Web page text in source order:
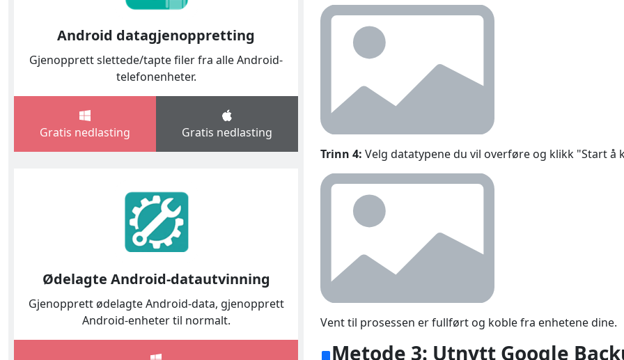
Android datagjenoppretting
Gjenopprett slettede/tapte filer fra alle Android-
telefonenheter.
Gratis nedlasting Gratis nedlasting
Ødelagte Android-datautvinning
Gjenopprett ødelagte Android-data, gjenopprett
Android-enheter til normalt.
Trinn 4: Velg datatypene du vil overføre og klikk "Start å
Vent til prosessen er fullført og koble fra enhetene dine.
Metode 3: Utnytt Google